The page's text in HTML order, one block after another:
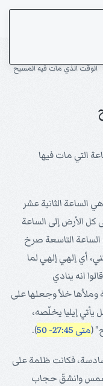
الوقت الذي مات فيه المسيح
التي مات فيها
الساعة الثانية عشر
الأرض إلى الساعة
الساعة التاسعة صرخ
أي إلهي إلهي لما
انه ينادي
خلاً وجعلها على
يأتي إيليا يخلّصه،
(متى 27:45- 50 ).
فكانت ظلمة على
وانشقّ حجاب